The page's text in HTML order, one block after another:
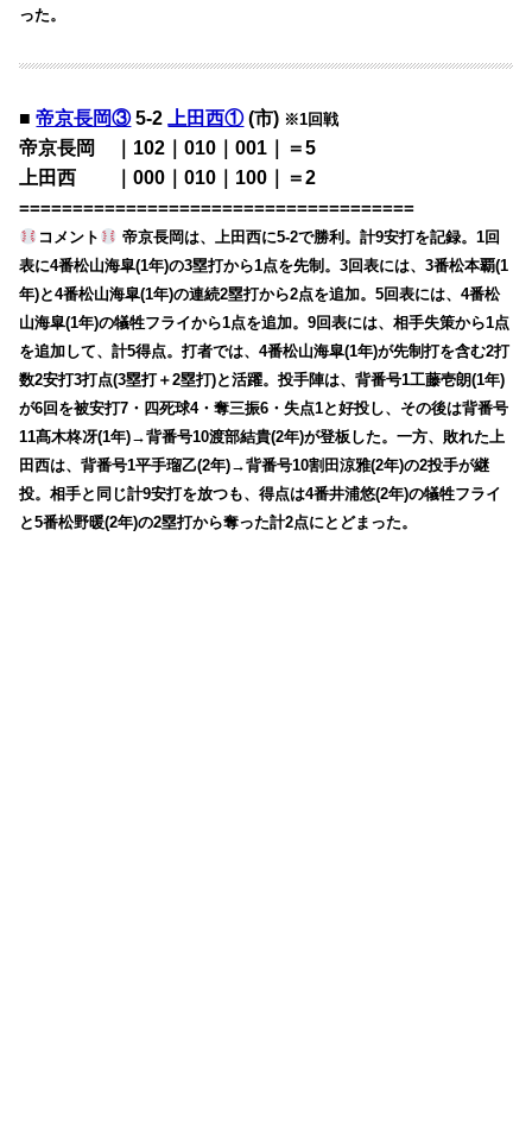
った。
■帝京長岡③5-2 上田西①(市) ※1回戦
帝京長岡 ｜102｜010｜001｜＝5
上田西 ｜000｜010｜100｜＝2
=====================================
コメント
帝京長岡は、上田西に5-2で勝利。計9安打を記録。1回
表に4番松山海皐(1年)の3塁打から1点を先制。3回表には、3番松本覇(1
年)と4番松山海皐(1年)の連続2塁打から2点を追加。5回表には、4番松
山海皐(1年)の犠牲フライから1点を追加。9回表には、相手失策から1点
を追加して、計5得点。打者では、4番松山海皐(1年)が先制打を含む2打
数2安打3打点(3塁打＋2塁打)と活躍。投手陣は、背番号1工藤壱朗(1年)
が6回を被安打7・四死球4・奪三振6・失点1と好投し、その後は背番号
11髙木柊冴(1年)→背番号10渡部結貴(2年)が登板した。一方、敗れた上
田西は、背番号1平手瑠乙(2年)→背番号10割田涼雅(2年)の2投手が継
投。相手と同じ計9安打を放つも、得点は4番井浦悠(2年)の犠牲フライ
と5番松野暖(2年)の2塁打から奪った計2点にとどまった。